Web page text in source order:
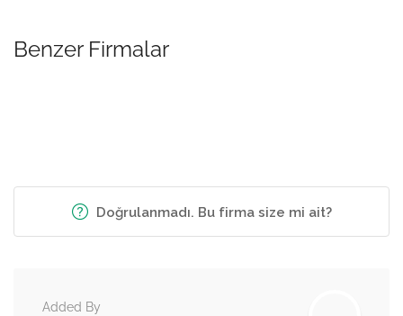
Benzer Firmalar
Doğrulanmadı. Bu firma size mi ait?
Added By